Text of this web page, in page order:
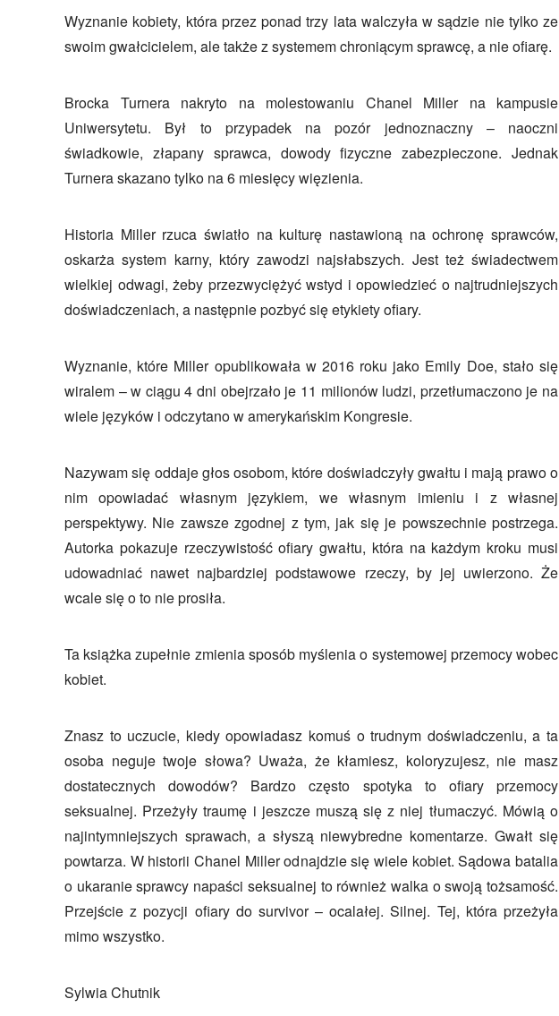
Wyznanie kobiety, która przez ponad trzy lata walczyła w sądzie nie tylko ze
swoim gwałcicielem, ale także z systemem chroniącym sprawcę, a nie ofiarę.
Brocka Turnera nakryto na molestowaniu Chanel Miller na kampusie
Uniwersytetu. Był to przypadek na pozór jednoznaczny – naoczni
świadkowie, złapany sprawca, dowody fizyczne zabezpieczone. Jednak
Turnera skazano tylko na 6 miesięcy więzienia.
Historia Miller rzuca światło na kulturę nastawioną na ochronę sprawców,
oskarża system karny, który zawodzi najsłabszych. Jest też świadectwem
wielkiej odwagi, żeby przezwyciężyć wstyd i opowiedzieć o najtrudniejszych
doświadczeniach, a następnie pozbyć się etykiety ofiary.
Wyznanie, które Miller opublikowała w 2016 roku jako Emily Doe, stało się
wiralem – w ciągu 4 dni obejrzało je 11 milionów ludzi, przetłumaczono je na
wiele języków i odczytano w amerykańskim Kongresie.
Nazywam się oddaje głos osobom, które doświadczyły gwałtu i mają prawo o
nim opowiadać własnym językiem, we własnym imieniu i z własnej
perspektywy. Nie zawsze zgodnej z tym, jak się je powszechnie postrzega.
Autorka pokazuje rzeczywistość ofiary gwałtu, która na każdym kroku musi
udowadniać nawet najbardziej podstawowe rzeczy, by jej uwierzono. Że
wcale się o to nie prosiła.
Ta książka zupełnie zmienia sposób myślenia o systemowej przemocy wobec
kobiet.
Znasz to uczucie, kiedy opowiadasz komuś o trudnym doświadczeniu, a ta
osoba neguje twoje słowa? Uważa, że kłamiesz, koloryzujesz, nie masz
dostatecznych dowodów? Bardzo często spotyka to ofiary przemocy
seksualnej. Przeżyły traumę i jeszcze muszą się z niej tłumaczyć. Mówią o
najintymniejszych sprawach, a słyszą niewybredne komentarze. Gwałt się
powtarza. W historii Chanel Miller odnajdzie się wiele kobiet. Sądowa batalia
o ukaranie sprawcy napaści seksualnej to również walka o swoją tożsamość.
Przejście z pozycji ofiary do survivor – ocalałej. Silnej. Tej, która przeżyła
mimo wszystko.
Sylwia Chutnik